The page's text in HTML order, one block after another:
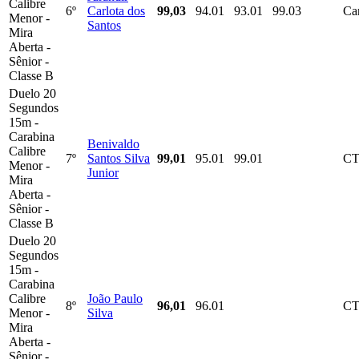
Calibre
Menor -
Mira
Aberta -
Sênior -
Classe B
6º
Carlota dos
Santos
99,03 94.01 93.01 99.03
Duelo 20
Segundos
15m -
Carabina
Calibre
Menor -
Mira
Aberta -
Sênior -
Classe B
7º
Benivaldo
Santos Silva
Junior
99,01 95.01 99.01
Duelo 20
Segundos
15m -
Carabina
Calibre
Menor -
Mira
Aberta -
Sênior -
8º
João Paulo
Silva
96,01 96.01